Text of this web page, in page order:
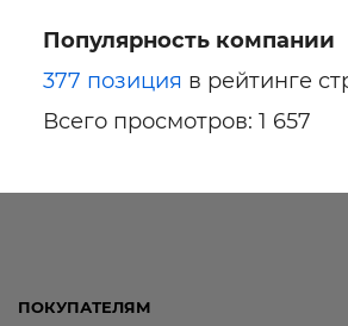
Популярность компании
377 позиция в рейтинге
Всего просмотров: 1 657
ПОКУПАТЕЛЯМ